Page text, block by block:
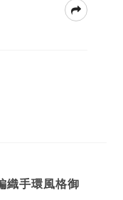
織手環風格御